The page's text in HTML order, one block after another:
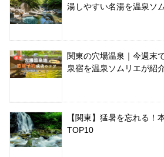
湯しやすい名湯を温泉ソ
関東の穴場温泉｜今週末
泉宿を温泉ソムリエが紹
【関東】猛暑を忘れる！
TOP10